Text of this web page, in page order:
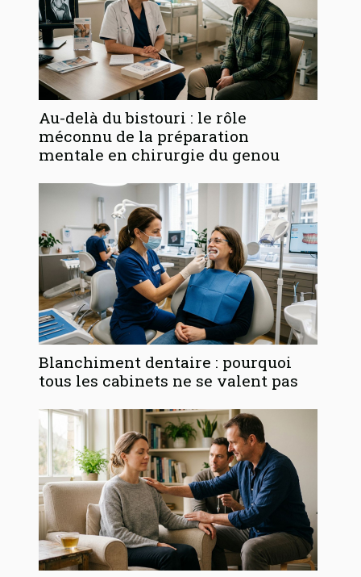
Au-delà du bistouri : le rôle
méconnu de la préparation
mentale en chirurgie du genou
Blanchiment dentaire : pourquoi
tous les cabinets ne se valent pas